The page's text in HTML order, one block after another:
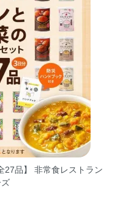
27品】 非常食レストラン